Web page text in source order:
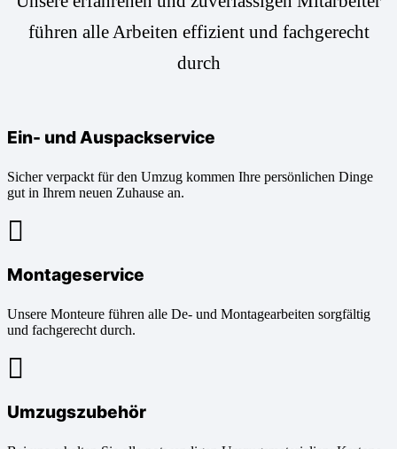
führen alle Arbeiten effizient und fachgerecht
durch
Ein- und Auspackservice
Sicher verpackt für den Umzug kommen Ihre persönlichen Dinge
gut in Ihrem neuen Zuhause an.
Montageservice
Unsere Monteure führen alle De- und Montagearbeiten sorgfältig
und fachgerecht durch.
Umzugszubehör